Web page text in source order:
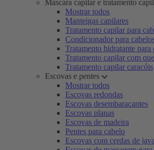
Máscara capilar e tratamento
Mostrar todos
Manteigas capilares
Tratamento capilar para
Condicionador para
Tratamento hidratante para
Tratamento capilar com
Tratamento capilar caracóis
Escovas e pentes
Mostrar todos
Escovas redondas
Escovas desembaraçantes
Escovas planas
Escovas de madeira
Pentes para cabelo
Escovas com cerdas de